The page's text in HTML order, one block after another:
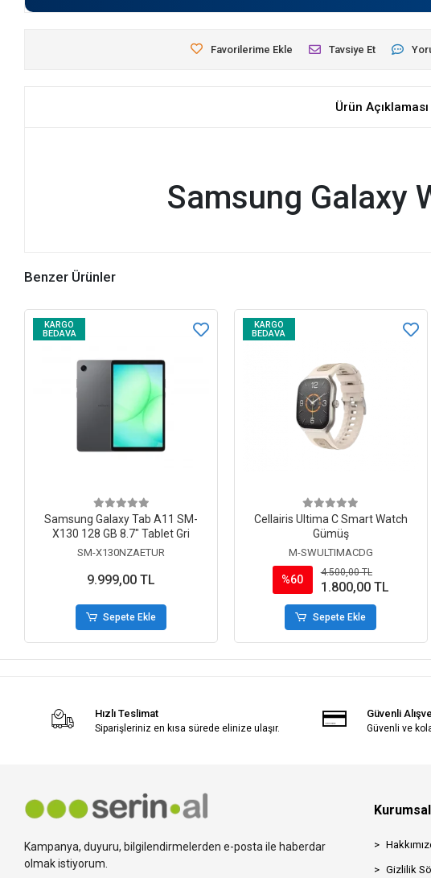
Favorilerime Ekle Tavsiye Et
Ürün Açıklaması
Samsung Galaxy
Benzer Ürünler
KARGO
BEDAVA
Samsung Galaxy Tab A11 SM-
X130 128 GB 8.7" Tablet Gri
SM-X130NZAETUR
9.999,00 TL
Sepete Ekle
KARGO
BEDAVA
Cellairis Ultima C Smart Watch
Gümüş
M-SWULTIMACDG
%60
4.500,00 TL
1.800,00 TL
Sepete Ekle
Hızlı Teslimat
Siparişleriniz en kısa sürede elinize ulaşır.
Güvenli
Güvenli ve
Kampanya, duyuru, bilgilendirmelerden e-posta ile haberdar
olmak istiyorum.
Kurumsal
Gizlilik